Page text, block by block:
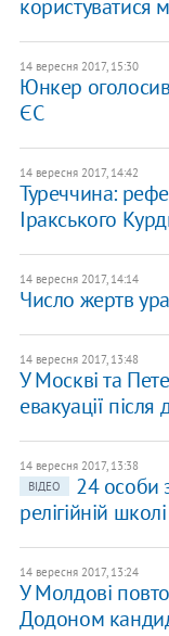
користуватися
14 вересня 2017, 15:30
Юнкер
ЄС
14 вересня 2017, 14:42
Туреччина:
Іракського
14 вересня 2017, 14:14
Число жертв
14 вересня 2017, 13:48
У Москві та
евакуації
14 вересня 2017, 13:38
ВІДЕО
24 особи
релігійній
14 вересня 2017, 13:24
У Молдові
Додоном